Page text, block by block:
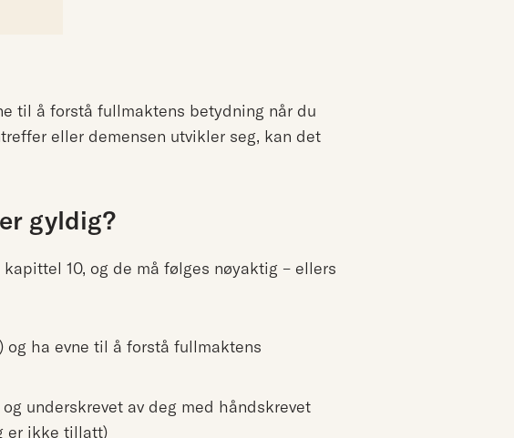
til å forstå fullmaktens betydning når du
eller demensen utvikler seg, kan det
gyldig?
10, og de må følges nøyaktig – ellers
og ha evne til å forstå fullmaktens
underskrevet av deg med håndskrevet
er ikke tillatt)